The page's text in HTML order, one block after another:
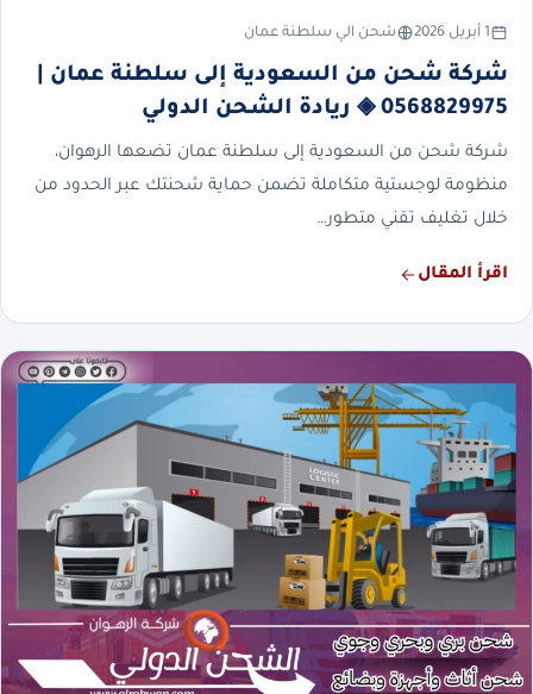
1 أبريل 2026 شحن الي سلطنة عمان
شركة شحن من السعودية إلى سلطنة عمان |
0568829975 ◈ ريادة الشحن الدولي
شركة شحن من السعودية إلى سلطنة عمان تضعها الرهوان،
منظومة لوجستية متكاملة تضمن حماية شحنتك عبر الحدود من
خلال تغليف تقني متطور…
اقرأ المقال